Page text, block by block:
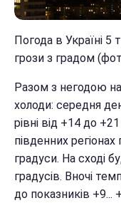
Погода в Україні
грози з градом
Разом з негодою
холоди: середня
рівні від +14 до
південних
градуси. На сході
градусів. Вночі
до показників +9...